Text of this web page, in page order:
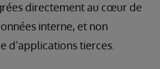
directement au cœur de
interne, et non
d’applications tierces.